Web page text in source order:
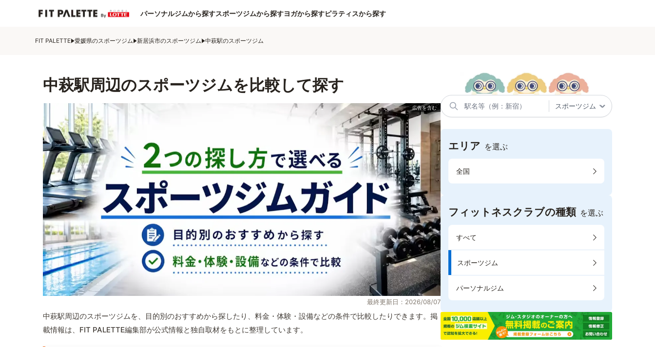
パーソナルジムから探すスポーツジムから探すヨガから探すピラティスから探す
FIT PALETTE 愛媛県のスポーツジム 新居浜市のスポーツジム 中萩駅のスポーツジム
中萩駅周辺のスポーツジムを比較して探す
最終更新日：2026/08/07
中萩駅周辺のスポーツジムを、目的別のおすすめから探したり、料金・体験・設備などの条件で比較したりできます。掲
載情報は、FIT PALETTE編集部が公式情報と独自取材をもとに整理しています。
エリア を選ぶ
全国
フィットネスクラブの種類 を選ぶ
すべて
スポーツジム
パーソナルジム